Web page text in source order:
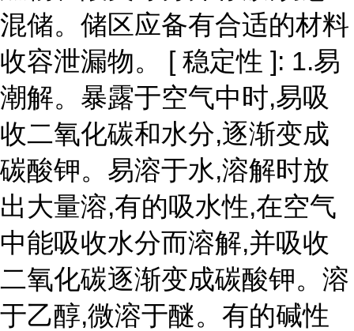
混储。储区应备有合适的材料
收容泄漏物。 [ 稳定性 ]: 1.易
潮解。暴露于空气中时,易吸
收二氧化碳和水分,逐渐变成
碳酸钾。易溶于水,溶解时放
出大量溶,有的吸水性,在空气
中能吸收水分而溶解,并吸收
二氧化碳逐渐变成碳酸钾。溶
于乙醇,微溶于醚。有的碱性